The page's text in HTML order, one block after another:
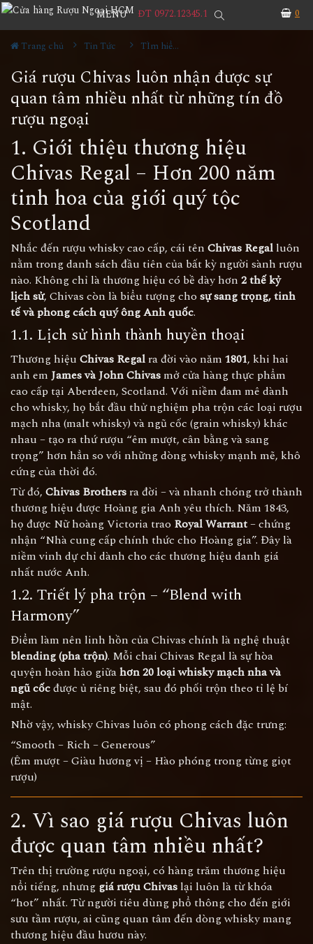
0
MENU ĐT 0972.12345.1
Trang chủ Tin Tức TÌm hiểu về rượu
Giá rượu Chivas luôn nhận được sự
quan tâm nhiều nhất từ những tín đồ
rượu ngoại
1. Giới thiệu thương hiệu
Chivas Regal – Hơn 200 năm
tinh hoa của giới quý tộc
Scotland
Nhắc đến rượu whisky cao cấp, cái tên Chivas Regalluôn
nằm trong danh sách đầu tiên của bất kỳ người sành rượu
nào. Không chỉ là thương hiệu có bề dày hơn 2 thế kỷ
lịch sử, Chivas còn là biểu tượng cho sự sang trọng, tinh
tế và phong cách quý ông Anh quốc.
1.1. Lịch sử hình thành huyền thoại
Thương hiệu Chivas Regalra đời vào năm 1801, khi hai
anh em James và John Chivasmở cửa hàng thực phẩm
cao cấp tại Aberdeen, Scotland. Với niềm đam mê dành
cho whisky, họ bắt đầu thử nghiệm pha trộn các loại rượu
mạch nha (malt whisky) và ngũ cốc (grain whisky) khác
nhau – tạo ra thứ rượu “êm mượt, cân bằng và sang
trọng” hơn hẳn so với những dòng whisky mạnh mẽ, khô
cứng của thời đó.
Từ đó, Chivas Brothersra đời – và nhanh chóng trở thành
thương hiệu được Hoàng gia Anh yêu thích. Năm 1843,
họ được Nữ hoàng Victoria trao Royal Warrant– chứng
nhận “Nhà cung cấp chính thức cho Hoàng gia”. Đây là
niềm vinh dự chỉ dành cho các thương hiệu danh giá
nhất nước Anh.
1.2. Triết lý pha trộn – “Blend with
Harmony”
Điểm làm nên linh hồn của Chivas chính là nghệ thuật
blending (pha trộn). Mỗi chai Chivas Regal là sự hòa
quyện hoàn hảo giữahơn 20 loại whisky mạch nha và
ngũ cốcđược ủ riêng biệt, sau đó phối trộn theo tỉ lệ bí
mật.
Nhờ vậy, whisky Chivas luôn có phong cách đặc trưng:
“Smooth – Rich – Generous”
(Êm mượt – Giàu hương vị – Hào phóng trong từng giọt
rượu)
2. Vì sao giá rượu Chivas luôn
được quan tâm nhiều nhất?
Trên thị trường rượu ngoại, có hàng trăm thương hiệu
nổi tiếng, nhưng giá rượu Chivaslại luôn là từ khóa
“hot” nhất. Từ người tiêu dùng phổ thông cho đến giới
sưu tầm rượu, ai cũng quan tâm đến dòng whisky mang
thương hiệu đầu hươu này.